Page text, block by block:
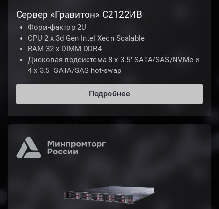
Сервер «Гравитон» С2122ИВ
Форм-фактор 2U
CPU 2 x 3d Gen Intel Xeon Scalable
RAM 32 x DIMM DDR4
Дисковая подсистема 8 х 3.5" SATA/SAS/NVMe и
4 х 3.5" SATA/SAS hot-swap
Подробнее